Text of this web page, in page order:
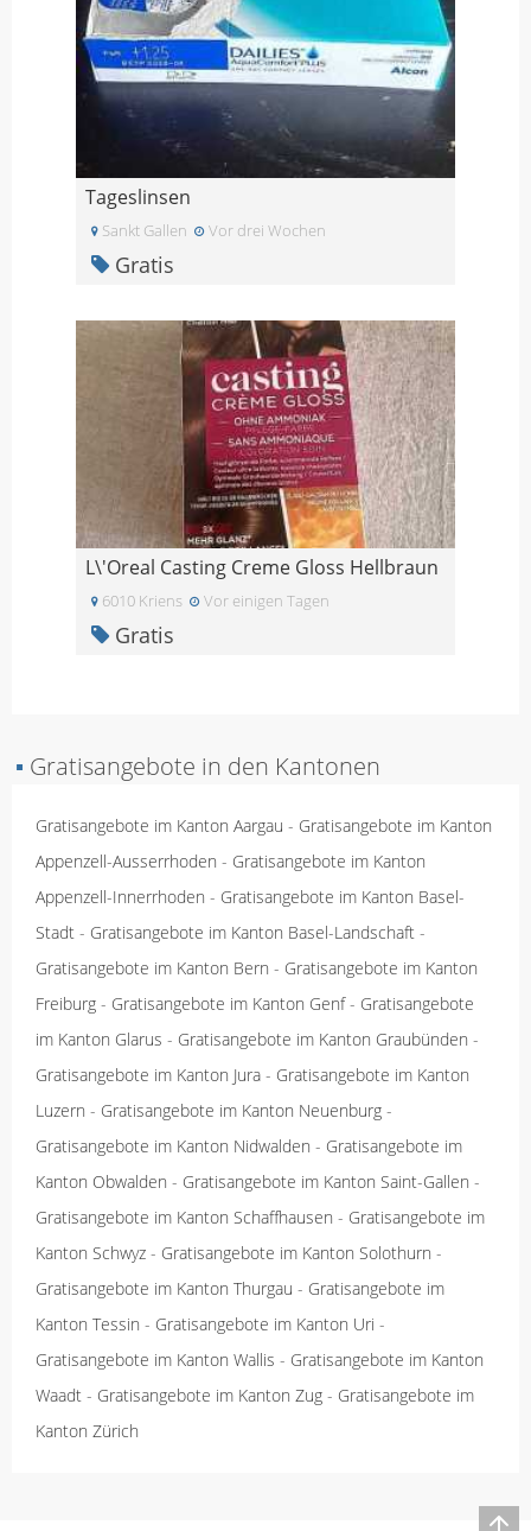
Tageslinsen
Sankt Gallen Vor drei Wochen
Gratis
L\'Oreal Casting Creme Gloss Hellbraun
6010 Kriens Vor einigen Tagen
Gratis
▪ Gratisangebote in den Kantonen
Gratisangebote im Kanton Aargau - Gratisangebote im Kanton
Appenzell-Ausserrhoden - Gratisangebote im Kanton
Appenzell-Innerrhoden - Gratisangebote im Kanton Basel-
Stadt - Gratisangebote im Kanton Basel-Landschaft -
Gratisangebote im Kanton Bern - Gratisangebote im Kanton
Freiburg - Gratisangebote im Kanton Genf- Gratisangebote
im Kanton Glarus - Gratisangebote im Kanton Graubünden -
Gratisangebote im Kanton Jura - Gratisangebote im Kanton
Luzern - Gratisangebote im Kanton Neuenburg -
Gratisangebote im Kanton Nidwalden - Gratisangebote im
Kanton Obwalden - Gratisangebote im Kanton Saint-Gallen -
Gratisangebote im Kanton Schaffhausen - Gratisangebote im
Kanton Schwyz - Gratisangebote im Kanton Solothurn -
Gratisangebote im Kanton Thurgau - Gratisangebote im
Kanton Tessin - Gratisangebote im Kanton Uri -
Gratisangebote im Kanton Wallis - Gratisangebote im Kanton
Waadt - Gratisangebote im Kanton Zug - Gratisangebote im
Kanton Zürich